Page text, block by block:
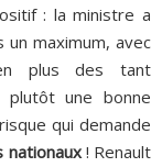
: la ministre a
maximum, avec
plus des tant
plutôt une bonne
qui demande
nationaux! Renault